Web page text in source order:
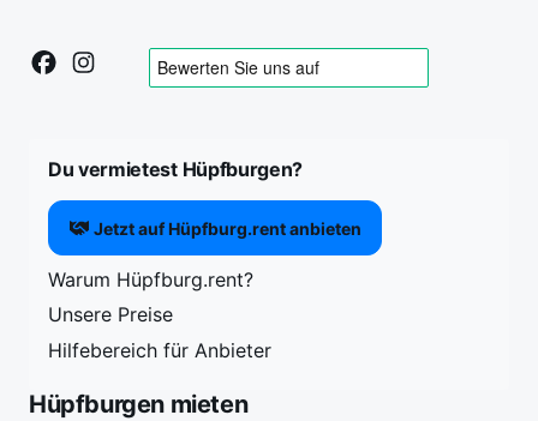
Du vermietest Hüpfburgen?
Jetzt auf Hüpfburg.rent anbieten
Warum Hüpfburg.rent?
Unsere Preise
Hilfebereich für Anbieter
Hüpfburgen mieten